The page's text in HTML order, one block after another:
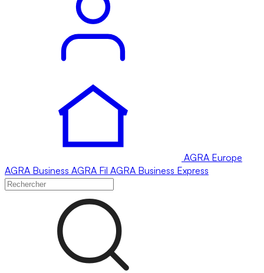
AGRA Europe
AGRA Business AGRA Fil AGRA Business Express